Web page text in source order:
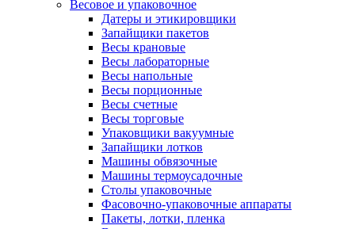
Весовое и упаковочное
Датеры и этикировщики
Запайщики пакетов
Весы крановые
Весы лабораторные
Весы напольные
Весы порционные
Весы счетные
Весы торговые
Упаковщики вакуумные
Запайщики лотков
Машины обвязочные
Машины термоусадочные
Столы упаковочные
Фасовочно-упаковочные аппараты
Пакеты, лотки, пленка